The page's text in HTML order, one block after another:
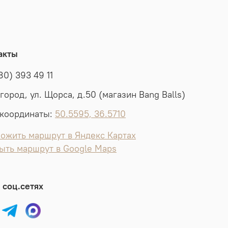
393 49 11
ул. Щорса, д.50 (магазин Bang Balls)
50.5595, 36.5710
маршрут в Яндекс Картах
маршрут в Google Maps